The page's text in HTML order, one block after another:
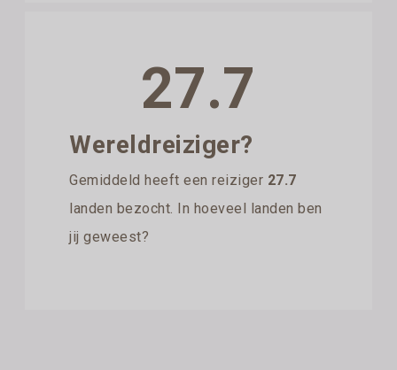
27.7
Wereldreiziger?
Gemiddeld heeft een reiziger 27.7
landen bezocht. In hoeveel landen ben
jij geweest?